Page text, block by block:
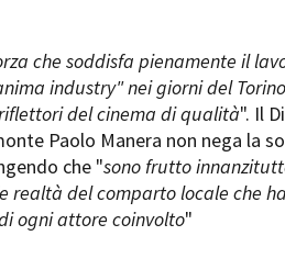
Contatti Privacy Cookie policy
che soddisfa pienamente il
industry" nei giorni del
del cinema di qualità". Il
Paolo Manera non nega la
che "sono frutto
realtà del comparto locale che
ogni attore coinvolto"